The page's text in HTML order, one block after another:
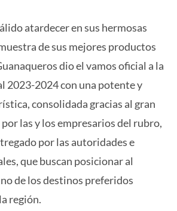
atardecer en sus hermosas
de sus mejores productos
dio el vamos oficial a la
2023-2024 con una potente y
consolidada gracias al gran
las y los empresarios del rubro,
por las autoridades e
que buscan posicionar al
de los destinos preferidos
región.